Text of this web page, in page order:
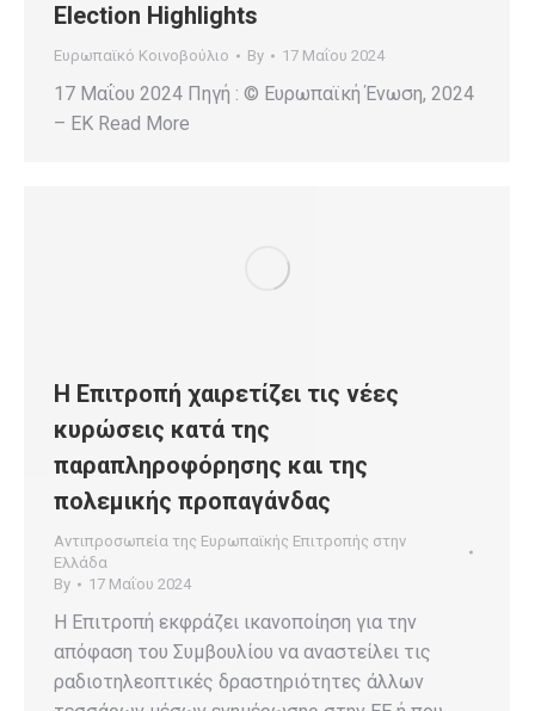
Election Highlights
Ευρωπαϊκό Κοινοβούλιο By 17 Μαΐου 2024
17 Μαΐου 2024 Πηγή : © Ευρωπαϊκή Ένωση, 2024
– EK Read More
Η Επιτροπή χαιρετίζει τις νέες
κυρώσεις κατά της
παραπληροφόρησης και της
πολεμικής προπαγάνδας
Αντιπροσωπεία της Ευρωπαϊκής Επιτροπής στην
Ελλάδα
By
17 Μαΐου 2024
Η Επιτροπή εκφράζει ικανοποίηση για την
απόφαση του Συμβουλίου να αναστείλει τις
ραδιοτηλεοπτικές δραστηριότητες άλλων